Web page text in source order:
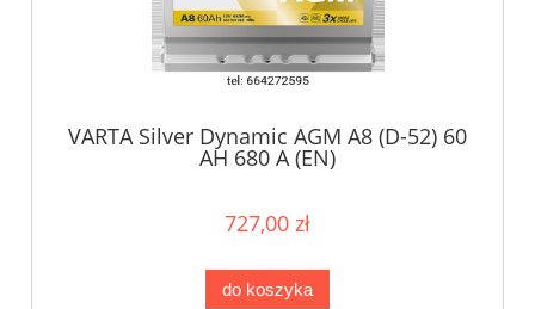
VARTA Silver Dynamic AGM A8 (D-52) 60
AH 680 A (EN)
727,00 zł
do koszyka